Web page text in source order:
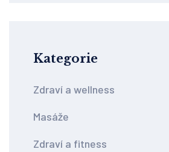
Kategorie
Zdraví a wellness
Masáže
Zdraví a fitness